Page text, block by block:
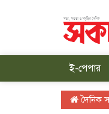
ই-পেপার
দৈনিক